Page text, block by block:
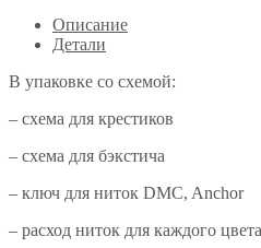
Описание
Детали
В упаковке со схемой:
– схема для крестиков
– схема для бэкстича
– ключ для ниток DMC, Anchor
– расход ниток для каждого цвета